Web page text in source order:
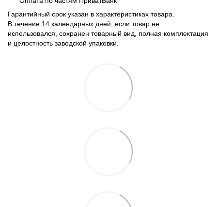
Гарантийный срок указан в характеристиках товара.
В течение 14 календарных дней, если товар не
использовался, сохранен товарный вид, полная комплектация
и целостность заводской упаковки.